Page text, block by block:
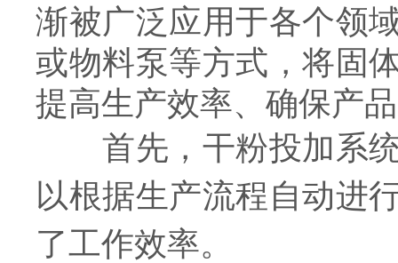
渐被广泛应用于各个领
或物料泵等方式，将固
提高生产效率、确保产
首先，干粉投加系统
以根据生产流程自动进
了工作效率。